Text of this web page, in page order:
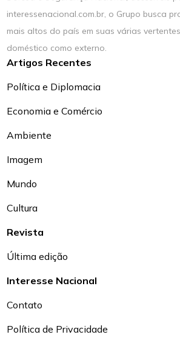
interessenacional.com.br, o Grupo busca
mais altos do país em suas várias
doméstico como externo.
Artigos Recentes
Política e Diplomacia
Economia e Comércio
Ambiente
Imagem
Mundo
Cultura
Revista
Última edição
Interesse Nacional
Contato
Política de Privacidade